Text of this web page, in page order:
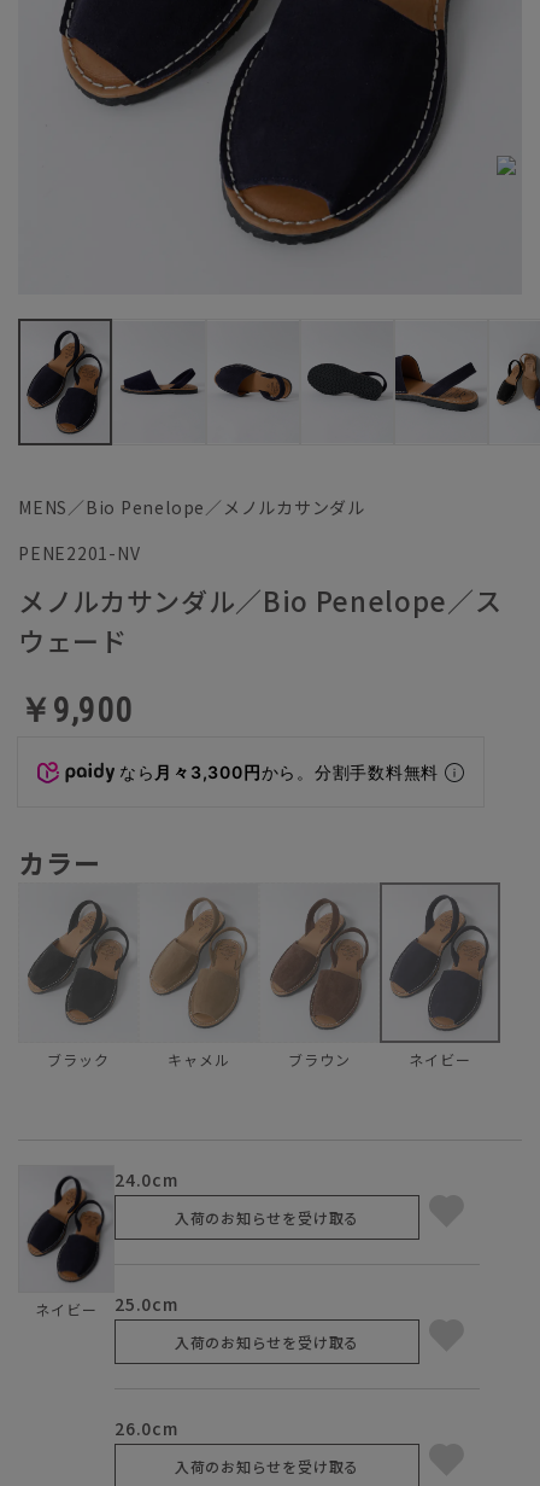
MENS／Bio Penelope／メノルカサンダル
PENE2201-NV
メノルカサンダル／Bio Penelope／ス
ウェード
￥9,900
なら 月々3,300円から。分割手数料無料
カラー
ブラック キャメル ブラウン ネイビー
ネイビー
24.0cm
入荷のお知らせを受け取る
25.0cm
入荷のお知らせを受け取る
26.0cm
入荷のお知らせを受け取る